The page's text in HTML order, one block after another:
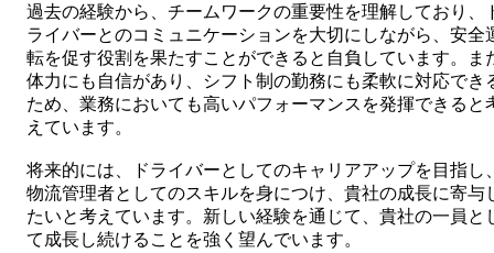
過去の経験から、チームワークの重要性を理解しており、
ライバーとのコミュニケーションを大切にしながら、安全
転を促す役割を果たすことができると自負しています。ま
体力にも自信があり、シフト制の勤務にも柔軟に対応でき
ため、業務においても高いパフォーマンスを発揮できると
えています。
将来的には、ドライバーとしてのキャリアアップを目指し
物流管理者としてのスキルを身につけ、貴社の成長に寄与
たいと考えています。新しい経験を通じて、貴社の一員と
て成長し続けることを強く望んでいます。